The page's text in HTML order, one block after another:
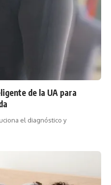
de la UA para
el diagnóstico y